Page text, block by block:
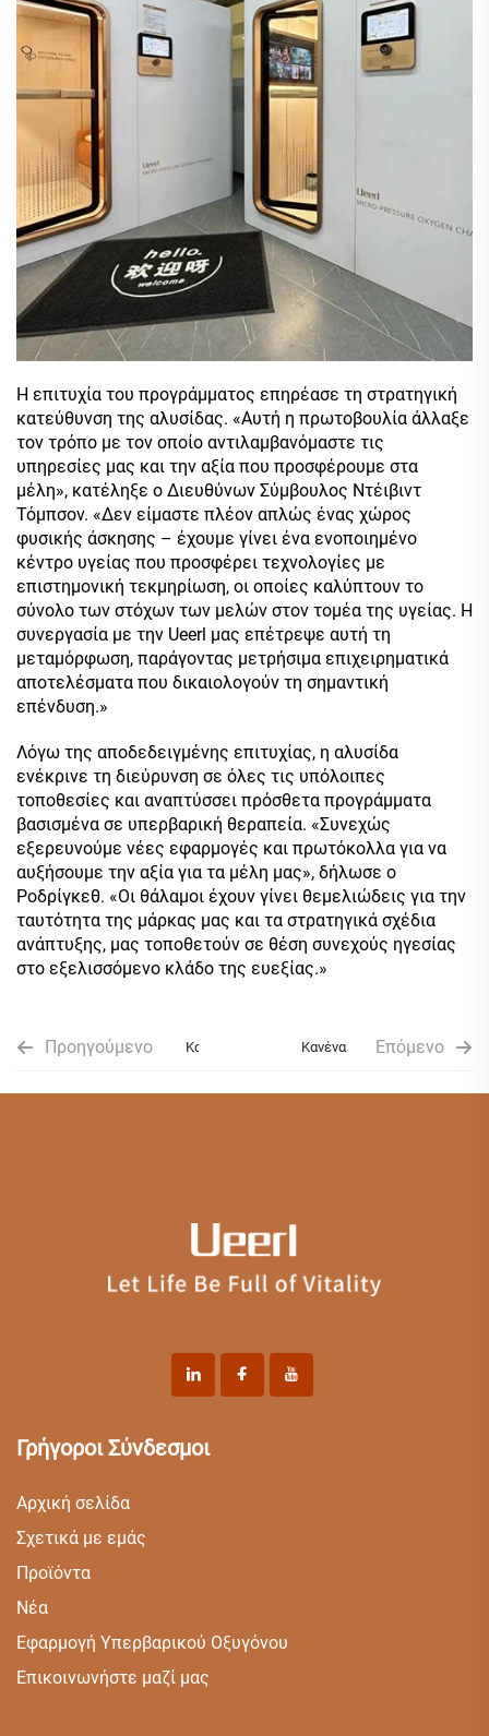
Η επιτυχία του προγράμματος επηρέασε τη στρατηγική
κατεύθυνση της αλυσίδας. «Αυτή η πρωτοβουλία άλλαξε
τον τρόπο με τον οποίο αντιλαμβανόμαστε τις
υπηρεσίες μας και την αξία που προσφέρουμε στα
μέλη», κατέληξε ο Διευθύνων Σύμβουλος Ντέιβιντ
Τόμπσον. «Δεν είμαστε πλέον απλώς ένας χώρος
φυσικής άσκησης – έχουμε γίνει ένα ενοποιημένο
κέντρο υγείας που προσφέρει τεχνολογίες με
επιστημονική τεκμηρίωση, οι οποίες καλύπτουν το
σύνολο των στόχων των μελών στον τομέα της υγείας. Η
συνεργασία με την Ueerl μας επέτρεψε αυτή τη
μεταμόρφωση, παράγοντας μετρήσιμα επιχειρηματικά
αποτελέσματα που δικαιολογούν τη σημαντική
επένδυση.»
Λόγω της αποδεδειγμένης επιτυχίας, η αλυσίδα
ενέκρινε τη διεύρυνση σε όλες τις υπόλοιπες
τοποθεσίες και αναπτύσσει πρόσθετα προγράμματα
βασισμένα σε υπερβαρική θεραπεία. «Συνεχώς
εξερευνούμε νέες εφαρμογές και πρωτόκολλα για να
αυξήσουμε την αξία για τα μέλη μας», δήλωσε ο
Ροδρίγκεθ. «Οι θάλαμοι έχουν γίνει θεμελιώδεις για την
ταυτότητα της μάρκας μας και τα στρατηγικά σχέδια
ανάπτυξης, μας τοποθετούν σε θέση συνεχούς ηγεσίας
στο εξελισσόμενο κλάδο της ευεξίας.»
Προηγούμενο Κανένα Επόμενο
Κανένα
Γρήγοροι Σύνδεσμοι
Αρχική σελίδα
Σχετικά με εμάς
Προϊόντα
Νέα
Εφαρμογή Υπερβαρικού Οξυγόνου
Επικοινωνήστε μαζί μας